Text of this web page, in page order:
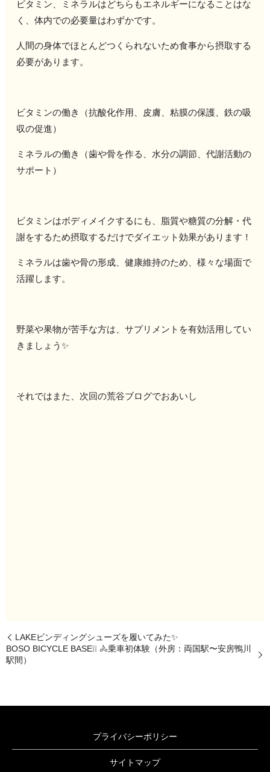
ビタミン、ミネラルはどちらもエネルギーになることはな
く、体内での必要量はわずかです。
人間の身体でほとんどつくられないため食事から摂取する
必要があります。
ビタミンの働き（抗酸化作用、皮膚、粘膜の保護、鉄の吸
収の促進）
ミネラルの働き（歯や骨を作る、水分の調節、代謝活動の
サポート）
ビタミンはボディメイクするにも、脂質や糖質の分解・代
謝をするため摂取するだけでダイエット効果があります！
ミネラルは歯や骨の形成、健康維持のため、様々な場面で
活躍します。
野菜や果物が苦手な方は、サプリメントを有効活用してい
きましょう✨
それではまた、次回の荒谷ブログでおあいし
LAKEビンディングシューズを履いてみた✨
BOSO BICYCLE BASE❕❕ 🚴乗車初体験（外房：両国駅〜安房鴨川
駅間）
プライバシーポリシー
サイトマップ